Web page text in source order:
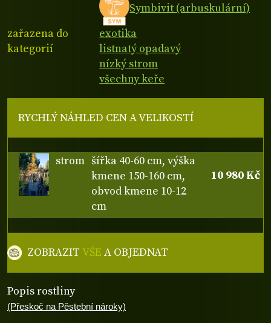
Symbivit (arbuskulární)
zařazena do
kategorií
exotika
listnatý opadavý
nízký strom
všechny keře
Popis rostliny
(Přeskoč na Pěstební nároky)
RYCHLÝ NÁHLED CEN A VELIKOSTÍ
strom šířka 40-60 cm, výška
kmene 150-160 cm,
obvod kmene 10-12
cm
10 980 Kč
ZOBRAZITVŠE A OBJEDNAT